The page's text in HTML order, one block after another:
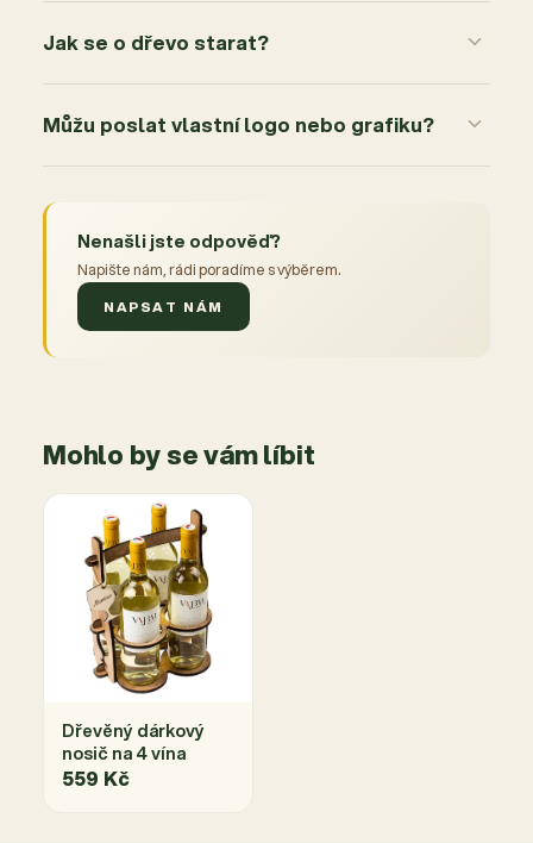
Jak se o dřevo starat?
Můžu poslat vlastní logo nebo grafiku?
Nenašli jste odpověď?
Napište nám, rádi poradíme s výběrem.
NAPSAT NÁM
Mohlo by se vám líbit
Dřevěný dárkový
nosič na 4 vína
559 Kč